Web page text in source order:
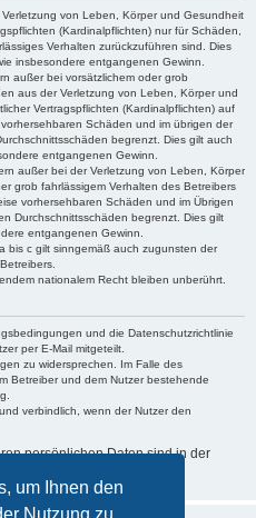
um Ihnen den
Nutzung zu
von Leben, Körper und Gesundheit
(Kardinalpflichten) nur für Schäden,
Verhalten zurückzuführen sind. Dies
insbesondere entgangenen Gewinn.
außer bei vorsätzlichem oder grob
aus der Verletzung von Leben, Körper und
Vertragspflichten (Kardinalpflichten) auf
Schäden und im übrigen der
begrenzt. Dies gilt auch
entgangenen Gewinn.
außer bei der Verletzung von Leben, Körper
grob fahrlässigem Verhalten des Betreibers
vorhersehbaren Schäden und im Übrigen
Durchschnittsschäden begrenzt. Dies gilt
entgangenen Gewinn.
bis c gilt sinngemäß auch zugunsten der
nationalem Recht bleiben unberührt.
und die Datenschutzrichtlinie
per E-Mail mitgeteilt.
zu widersprechen. Im Falle des
Betreiber und dem Nutzer bestehende
verbindlich, wenn der Nutzer den
persönlichen Daten sind in der